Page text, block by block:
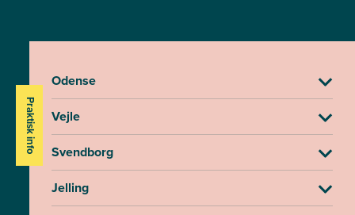
Praktisk info
Odense
Vejle
Svendborg
Jelling